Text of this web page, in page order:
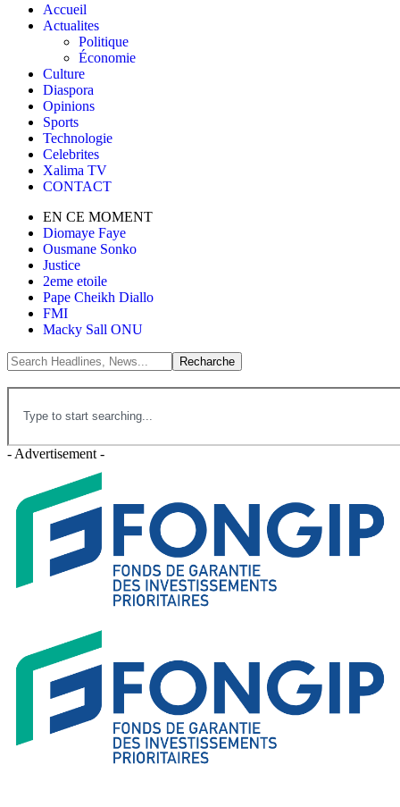
Accueil
Actualites
Politique
Économie
Culture
Diaspora
Opinions
Sports
Technologie
Celebrites
Xalima TV
CONTACT
EN CE MOMENT
Diomaye Faye
Ousmane Sonko
Justice
2eme etoile
Pape Cheikh Diallo
FMI
Macky Sall ONU
- Advertisement -